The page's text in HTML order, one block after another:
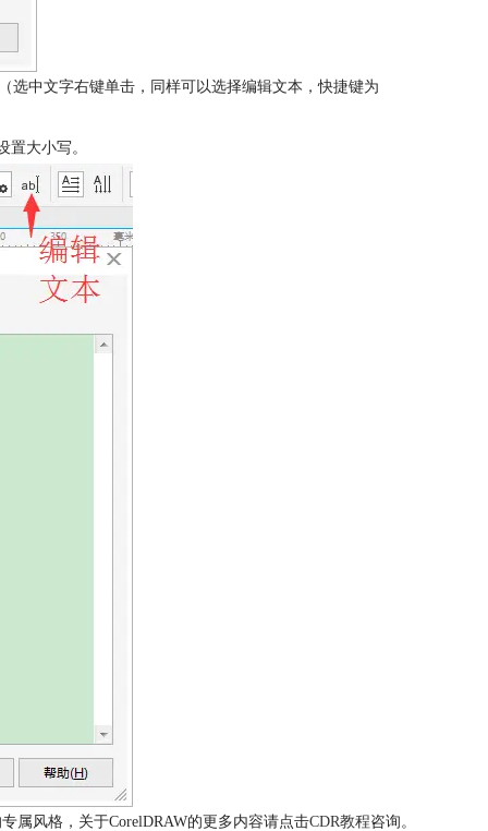
选中文字右键单击，同样可以选择编辑文本，快捷键为
置大小写。
属风格，关于CorelDRAW的更多内容请点击CDR教程咨询。